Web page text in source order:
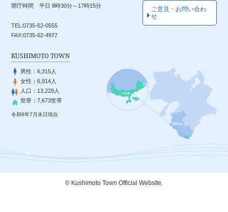
開庁時間 平日 8時30分～17時15分
TEL:0735-62-0555
FAX:0735-62-4977
ご意見・お問い合わ
せ
KUSHIMOTO TOWN
男性：6,315人
女性：6,914人
人口： 13,229人
世帯：7,673世帯
令和8年7月末日現在
© Kushimoto Town Official Website.